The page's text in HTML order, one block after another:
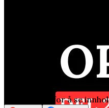
Logg inn for å se